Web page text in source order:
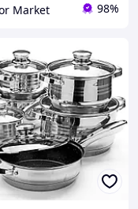
Market 98%